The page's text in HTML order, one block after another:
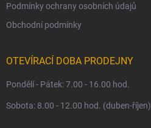
Podmínky ochrany osobních údajů
Obchodní podmínky
OTEVÍRACÍ DOBA PRODEJNY
Pondělí - Pátek: 7.00 - 16.00 hod.
Sobota: 8.00 - 12.00 hod. (duben-říjen)